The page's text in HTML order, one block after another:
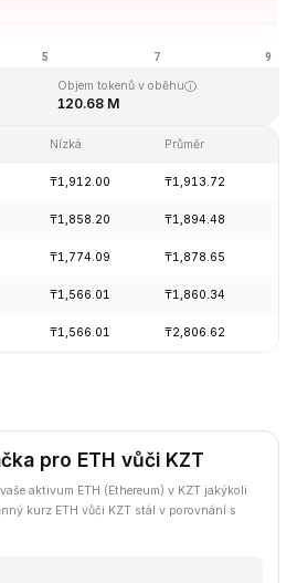
09, 03:26 GMT+0
Objem tokenů v oběhu
120.68 M
Nízká Průměr
₸1,912.00 ₸1,913.72
₸1,858.20 ₸1,894.48
₸1,774.09 ₸1,878.65
₸1,566.01 ₸1,860.34
₸1,566.01 ₸2,806.62
pro ETH vůči KZT
aktivum ETH (Ethereum) v KZT jakýkoli
kurz ETH vůči KZT stál v porovnání s